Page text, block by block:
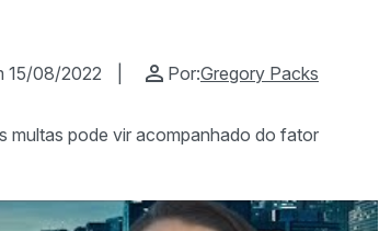
15/08/2022 Por:Gregory Packs
multas pode vir acompanhado do fator